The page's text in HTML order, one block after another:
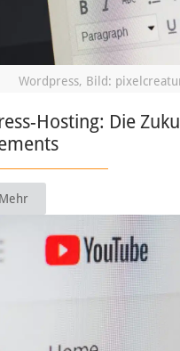
Wordpress, Bild:
Hosting: Die
Mehr